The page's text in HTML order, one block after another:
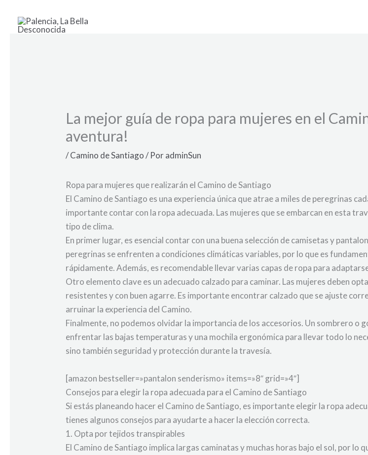
contenido
La mejor guía de ropa para mujeres en el
aventura!
/Camino de Santiago/ PoradminSun
Ropa para mujeres que realizarán el Camino de Santiago
El Camino de Santiago es una experiencia única que atrae a miles de peregrinas
importante contar con la ropa adecuada. Las mujeres que se embarcan en esta
tipo de clima.
En primer lugar, es esencial contar con una buena selección de camisetas y
peregrinas se enfrenten a condiciones climáticas variables, por lo que es
rápidamente. Además, es recomendable llevar varias capas de ropa para
Otro elemento clave es un adecuado calzado para caminar. Las mujeres deben
resistentes y con buen agarre. Es importante encontrar calzado que se ajuste
arruinar la experiencia del Camino.
Finalmente, no podemos olvidar la importancia de los accesorios. Un sombrero o
enfrentar las bajas temperaturas y una mochila ergonómica para llevar todo lo
sino también seguridad y protección durante la travesía.
[amazon bestseller=»pantalon senderismo» items=»8″ grid=»4″]
Consejos para elegir la ropa adecuada para el Camino de Santiago
Si estás planeando hacer el Camino de Santiago, es importante elegir la ropa
tienes algunos consejos para ayudarte a hacer la elección correcta.
1. Opta por tejidos transpirables
El Camino de Santiago implica largas caminatas y muchas horas bajo el sol, por lo